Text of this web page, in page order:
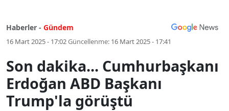
Haberler - Gündem
16 Mart 2025 - 17:02Güncellenme: 16 Mart 2025 - 17:41
Son dakika... Cumhurbaşkanı
Erdoğan ABD Başkanı
Trump'la görüştü